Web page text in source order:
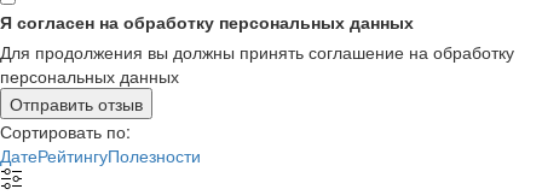
Я согласен на обработку персональных данных
Для продолжения вы должны принять соглашение на обработку
персональных данных
Отправить отзыв
Сортировать по:
ДатеРейтингуПолезности